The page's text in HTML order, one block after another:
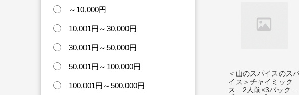
～10,000円
10,001円～30,000円
30,001円～50,000円
50,001円～100,000円
100,001円～500,000円
＜山のスパイスのス
イス＞チャイミック
ス 2人前×3パック